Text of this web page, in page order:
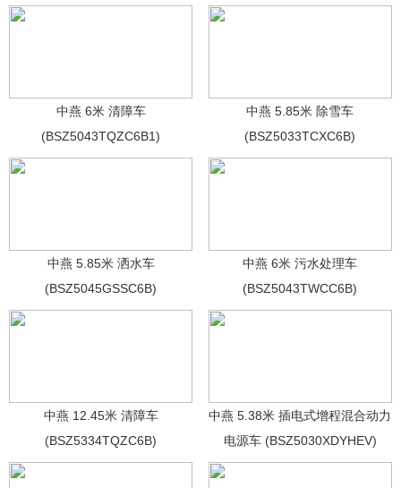
中燕 6米 清障车
(BSZ5043TQZC6B1)
中燕 5.85米 除雪车
(BSZ5033TCXC6B)
中燕 5.85米 洒水车
(BSZ5045GSSC6B)
中燕 6米 污水处理车
(BSZ5043TWCC6B)
中燕 12.45米 清障车
(BSZ5334TQZC6B)
中燕 5.38米 插电式增程混合动力
电源车 (BSZ5030XDYHEV)